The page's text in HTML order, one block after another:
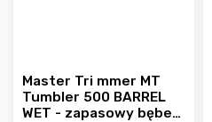
Master Tri mmer MT
Tumbler 500 BARREL
WET - zapasowy bęben